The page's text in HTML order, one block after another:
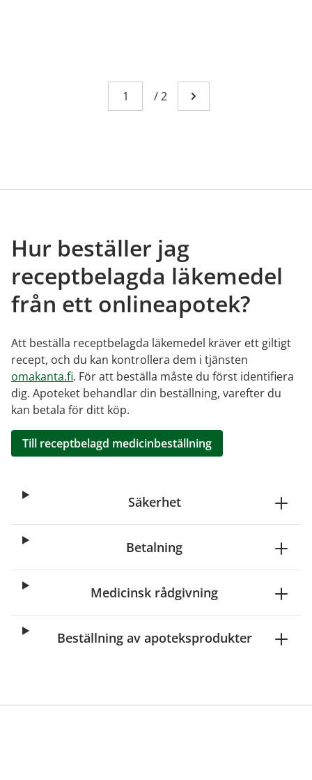
Page
You're currently reading page 1
/2 Go to next page
Hur beställer jag
receptbelagda läkemedel
från ett onlineapotek?
Att beställa receptbelagda läkemedel kräver ett giltigt
recept, och du kan kontrollera dem i tjänsten
omakanta.fi. För att beställa måste du först identifiera
dig. Apoteket behandlar din beställning, varefter du
kan betala för ditt köp.
Till receptbelagd medicinbeställning
Säkerhet
Betalning
Medicinsk rådgivning
Beställning av apoteksprodukter